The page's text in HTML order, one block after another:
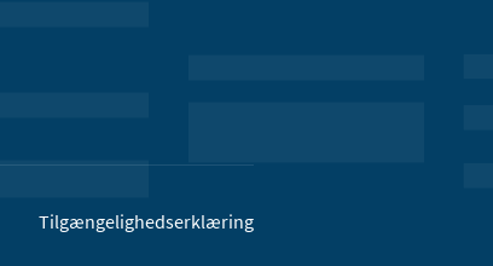
Tilgængelighedserklæring